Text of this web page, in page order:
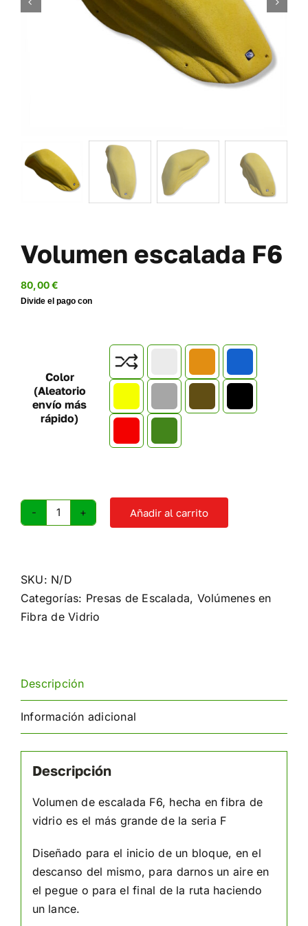
OFERTAS-PACKS
SOBRE NOSOTROS
MI CUENTA
CARRITO
Volumen escalada F6
80,00€
Color
(Aleatorio
envío más
rápido)
Volumen
cantidad
Añadir al carrito
SKU: N/D
Categorías: Presas de Escalada, Volúmenes en
Fibra de Vidrio
Descripción
Información adicional
Descripción
Volumen de escalada F6, hecha en fibra de
vidrio es el más grande de la seria F
Diseñado para el inicio de un bloque, en el
descanso del mismo, para darnos un aire en
el pegue o para el final de la ruta haciendo
un lance.